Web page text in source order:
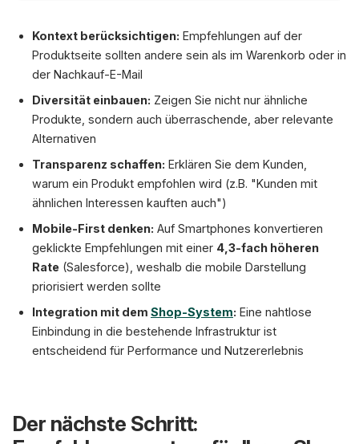
Kontext berücksichtigen: Empfehlungen auf der
Produktseite sollten andere sein als im Warenkorb oder in
der Nachkauf-E-Mail
Diversität einbauen: Zeigen Sie nicht nur ähnliche
Produkte, sondern auch überraschende, aber relevante
Alternativen
Transparenz schaffen: Erklären Sie dem Kunden,
warum ein Produkt empfohlen wird (z.B. "Kunden mit
ähnlichen Interessen kauften auch")
Mobile-First denken: Auf Smartphones konvertieren
geklickte Empfehlungen mit einer 4,3-fach höheren
Rate (Salesforce), weshalb die mobile Darstellung
priorisiert werden sollte
Integration mit dem Shop-System: Eine nahtlose
Einbindung in die bestehende Infrastruktur ist
entscheidend für Performance und Nutzererlebnis
Der nächste Schritt: